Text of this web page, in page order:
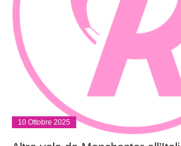
10 Ottobre 2025